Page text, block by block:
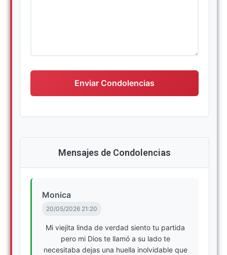
Enviar Condolencias
Mensajes de Condolencias
Monica
20/05/2026 21:20
Mi viejita linda de verdad siento tu partida
pero mi Dios te llamó a su lado te
necesitaba dejas una huella inolvidable que